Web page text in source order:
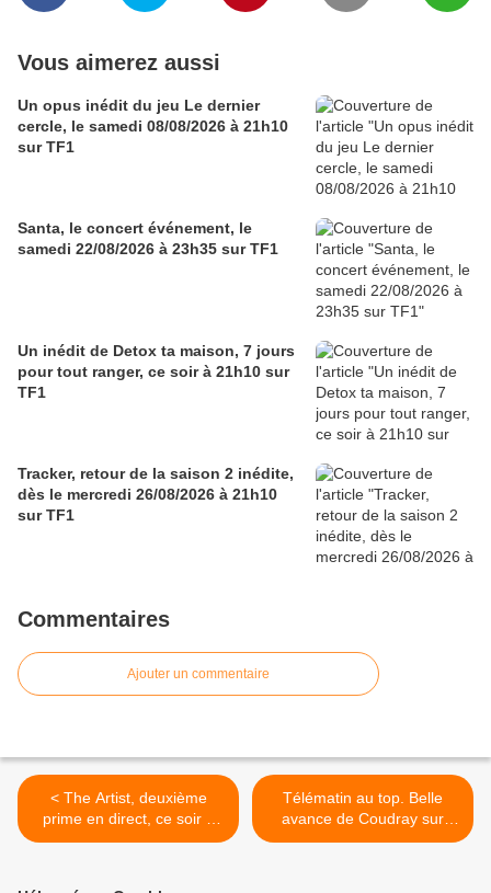
Vous aimerez aussi
Un opus inédit du jeu Le dernier
cercle, le samedi 08/08/2026 à 21h10
sur TF1
Santa, le concert événement, le
samedi 22/08/2026 à 23h35 sur TF1
Un inédit de Detox ta maison, 7 jours
pour tout ranger, ce soir à 21h10 sur
TF1
Tracker, retour de la saison 2 inédite,
dès le mercredi 26/08/2026 à 21h10
sur TF1
Commentaires
Ajouter un commentaire
< The Artist, deuxième
prime en direct, ce soir à
20h40 sur France 2
Télématin au top. Belle
avance de Coudray sur
Delahousse à 20H. TPMP